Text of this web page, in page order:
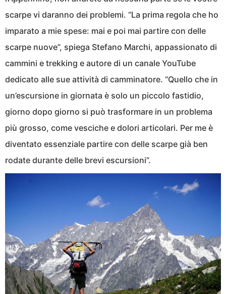
scarpe vi daranno dei problemi. “La prima regola che ho
imparato a mie spese: mai e poi mai partire con delle
scarpe nuove”, spiega Stefano Marchi, appassionato di
cammini e trekking e autore di un canale YouTube
dedicato alle sue attività di camminatore. “Quello che in
un’escursione in giornata è solo un piccolo fastidio,
giorno dopo giorno si può trasformare in un problema
più grosso, come vesciche e dolori articolari. Per me è
diventato essenziale partire con delle scarpe già ben
rodate durante delle brevi escursioni”.